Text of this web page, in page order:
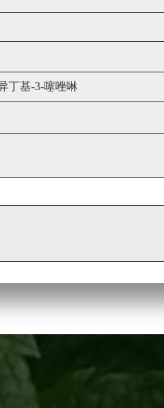
丁基-3-噻唑啉